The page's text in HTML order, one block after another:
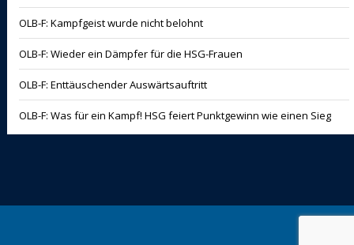
OLB-F: Kampfgeist wurde nicht belohnt
OLB-F: Wieder ein Dämpfer für die HSG-Frauen
OLB-F: Enttäuschender Auswärtsauftritt
OLB-F: Was für ein Kampf! HSG feiert Punktgewinn wie einen Sieg